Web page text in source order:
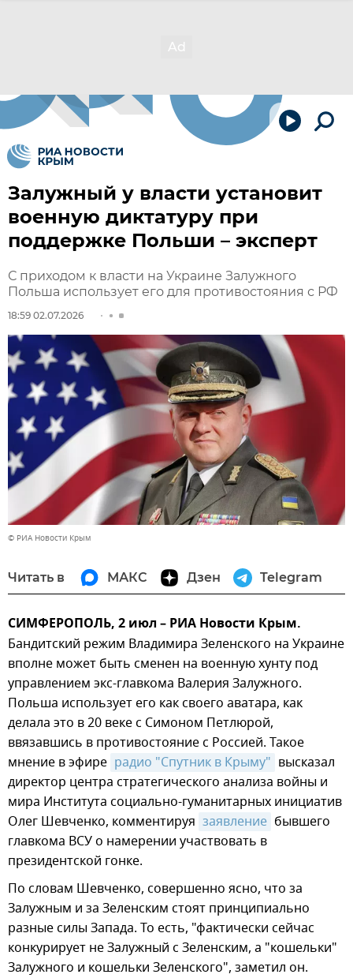
Залужный у власти установит
военную диктатуру при
поддержке Польши – эксперт
С приходом к власти на Украине Залужного
Польша использует его для противостояния с РФ
18:59 02.07.2026
© РИА Новости Крым
Читать в МАКС Дзен Telegram
СИМФЕРОПОЛЬ, 2 июл – РИА Новости Крым.
Бандитский режим Владимира Зеленского на Украине
вполне может быть сменен на военную хунту под
управлением экс-главкома Валерия Залужного.
Польша использует его как своего аватара, как
делала это в 20 веке с Симоном Петлюрой,
ввязавшись в противостояние с Россией. Такое
мнение в эфире радио "Спутник в Крыму" высказал
директор центра стратегического анализа войны и
мира Института социально-гуманитарных инициатив
Олег Шевченко, комментируя заявление бывшего
главкома ВСУ о намерении участвовать в
президентской гонке.
По словам Шевченко, совершенно ясно, что за
Залужным и за Зеленским стоят принципиально
разные силы Запада. То есть, "фактически сейчас
конкурирует не Залужный с Зеленским, а "кошельки"
Залужного и кошельки Зеленского", заметил он.